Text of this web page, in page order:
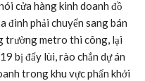
cửa hàng kinh doanh đồ
đình phải chuyển sang bán
trường metro thi công, lại
bị đẩy lùi, rào chắn dự án
trong khu vực phấn khởi